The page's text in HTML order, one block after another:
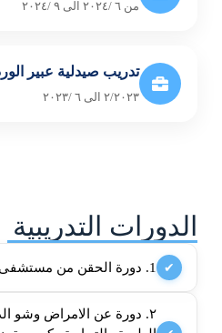
من ٦ /٢٠٢٤ الى ٩ /٢٠٢٤
تدريب صيدلية عبير
٢/٢٠٢٣ الى ٦ /٢٠٢٣
الدورات التدريبية
✔ 1. دورة الحقن من مستشفى جامعة الاسراء
٢. دورة عن الامراض وشو